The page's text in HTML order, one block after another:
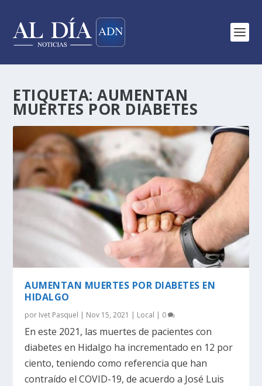
ETIQUETA:AUMENTAN
MUERTES POR DIABETES
AUMENTAN MUERTES POR DIABETES EN
HIDALGO
por Ivet Pasquel | Nov 15, 2021 | Local | 0
En este 2021, las muertes de pacientes con
diabetes en Hidalgo ha incrementado en 12 por
ciento, teniendo como referencia que han
contraído el COVID-19, de acuerdo a José Luis